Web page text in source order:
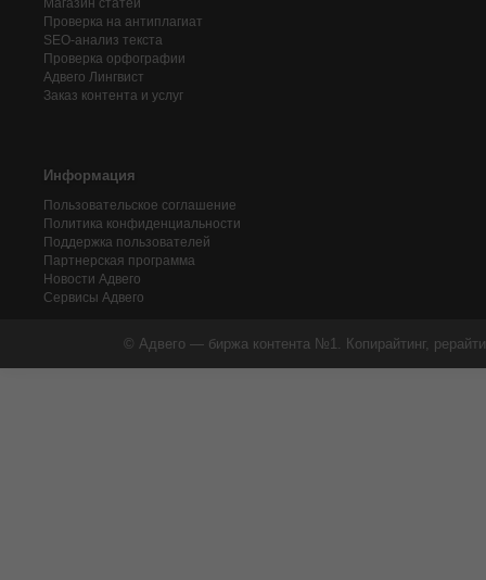
Магазин статей
Проверка на антиплагиат
SEO-анализ текста
Проверка орфографии
Адвего Лингвист
Заказ контента и услуг
Информация
Пользовательское соглашение
Политика конфиденциальности
Поддержка пользователей
Партнерская программа
Новости Адвего
Сервисы Адвего
© Адвего — биржа контента №1. Копирайтинг,